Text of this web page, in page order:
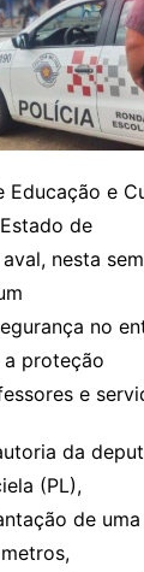
Educação e
de
nesta
no
a proteção
e
da
(PL),
de